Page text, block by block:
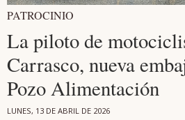
PATROCINIO
La piloto de
Carrasco, nueva
Pozo Alimentación
LUNES, 13 DE ABRIL DE 2026